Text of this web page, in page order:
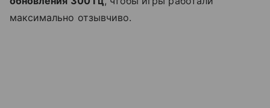
максимально отзывчиво.